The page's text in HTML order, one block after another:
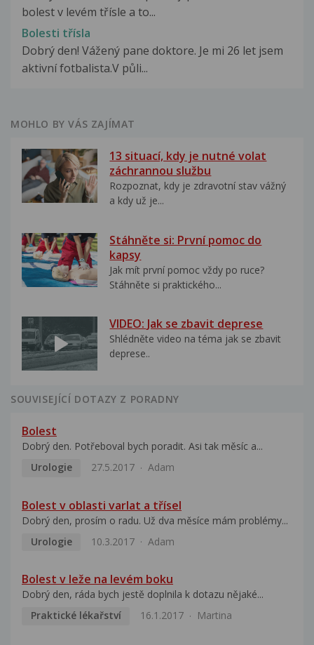
bolest v levém třísle a to...
Bolesti třísla
Dobrý den! Vážený pane doktore. Je mi 26 let jsem
aktivní fotbalista.V půli...
MOHLO BY VÁS ZAJÍMAT
13 situací, kdy je nutné volat
záchrannou službu
Rozpoznat, kdy je zdravotní stav vážný
a kdy už je...
Stáhněte si: První pomoc do
kapsy
Jak mít první pomoc vždy po ruce?
Stáhněte si praktického...
VIDEO: Jak se zbavit deprese
Shlédněte video na téma jak se zbavit
deprese..
SOUVISEJÍCÍ DOTAZY Z PORADNY
Bolest
Dobrý den. Potřeboval bych poradit. Asi tak měsíc a...
Urologie
27.5.2017 Adam
Bolest v oblasti varlat a třísel
Dobrý den, prosím o radu. Už dva měsíce mám problémy...
Urologie
10.3.2017 Adam
Bolest v leže na levém boku
Dobrý den, ráda bych jestě doplnila k dotazu nějaké...
Praktické lékařství
16.1.2017 Martina